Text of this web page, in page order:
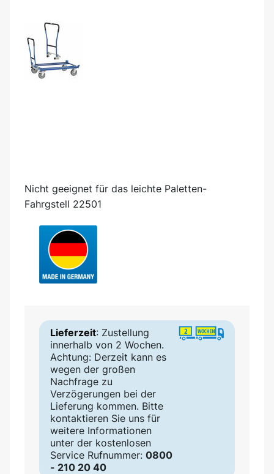
Nicht geeignet für das leichte Paletten-
Fahrgstell 22501
Lieferzeit: Zustellung
innerhalb von 2 Wochen.
Achtung: Derzeit kann es
wegen der großen
Nachfrage zu
Verzögerungen bei der
Lieferung kommen. Bitte
kontaktieren Sie uns für
weitere Informationen
unter der kostenlosen
Service Rufnummer: 0800
- 210 20 40